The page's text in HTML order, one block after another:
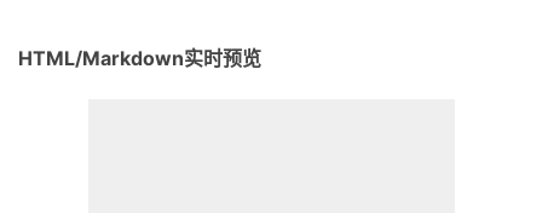
HTML/Markdown实时预览